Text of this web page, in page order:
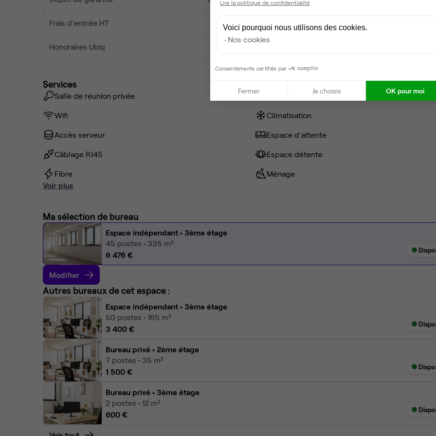
Frais d'entrée HT 0 €
Honoraires Ubiq
Services
Salle de réunion privée
Wifi
Accès serveur
Câblage RJ45
Fibre
Climatisation
Espace d'attente
Espace détente
Ménage
Voir plus
Ma sélection de bureau
Espace indépendant • 3ème étage
45 postes • 335 m²
6 476 €
Dispo
Modifier
Autres bureaux de cet espace :
Espace indépendant • 3ème étage
50 postes • 165 m²
3 400 €
Dispo
Bureau privé • 2ème étage
7 postes • 35 m²
1 500 €
Dispo
Bureau privé • 3ème étage
2 postes • 12 m²
600 €
Dispo
Lire la politique de confidentialité
Voici pourquoi nous utilisons des cookies.
Nos cookies
Consentements certifiés par
Fermer Je choisis OK pour moi